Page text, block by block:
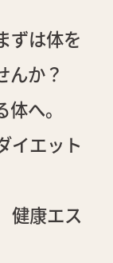
ずは体を
んか？
へ。
イエット
健康エス